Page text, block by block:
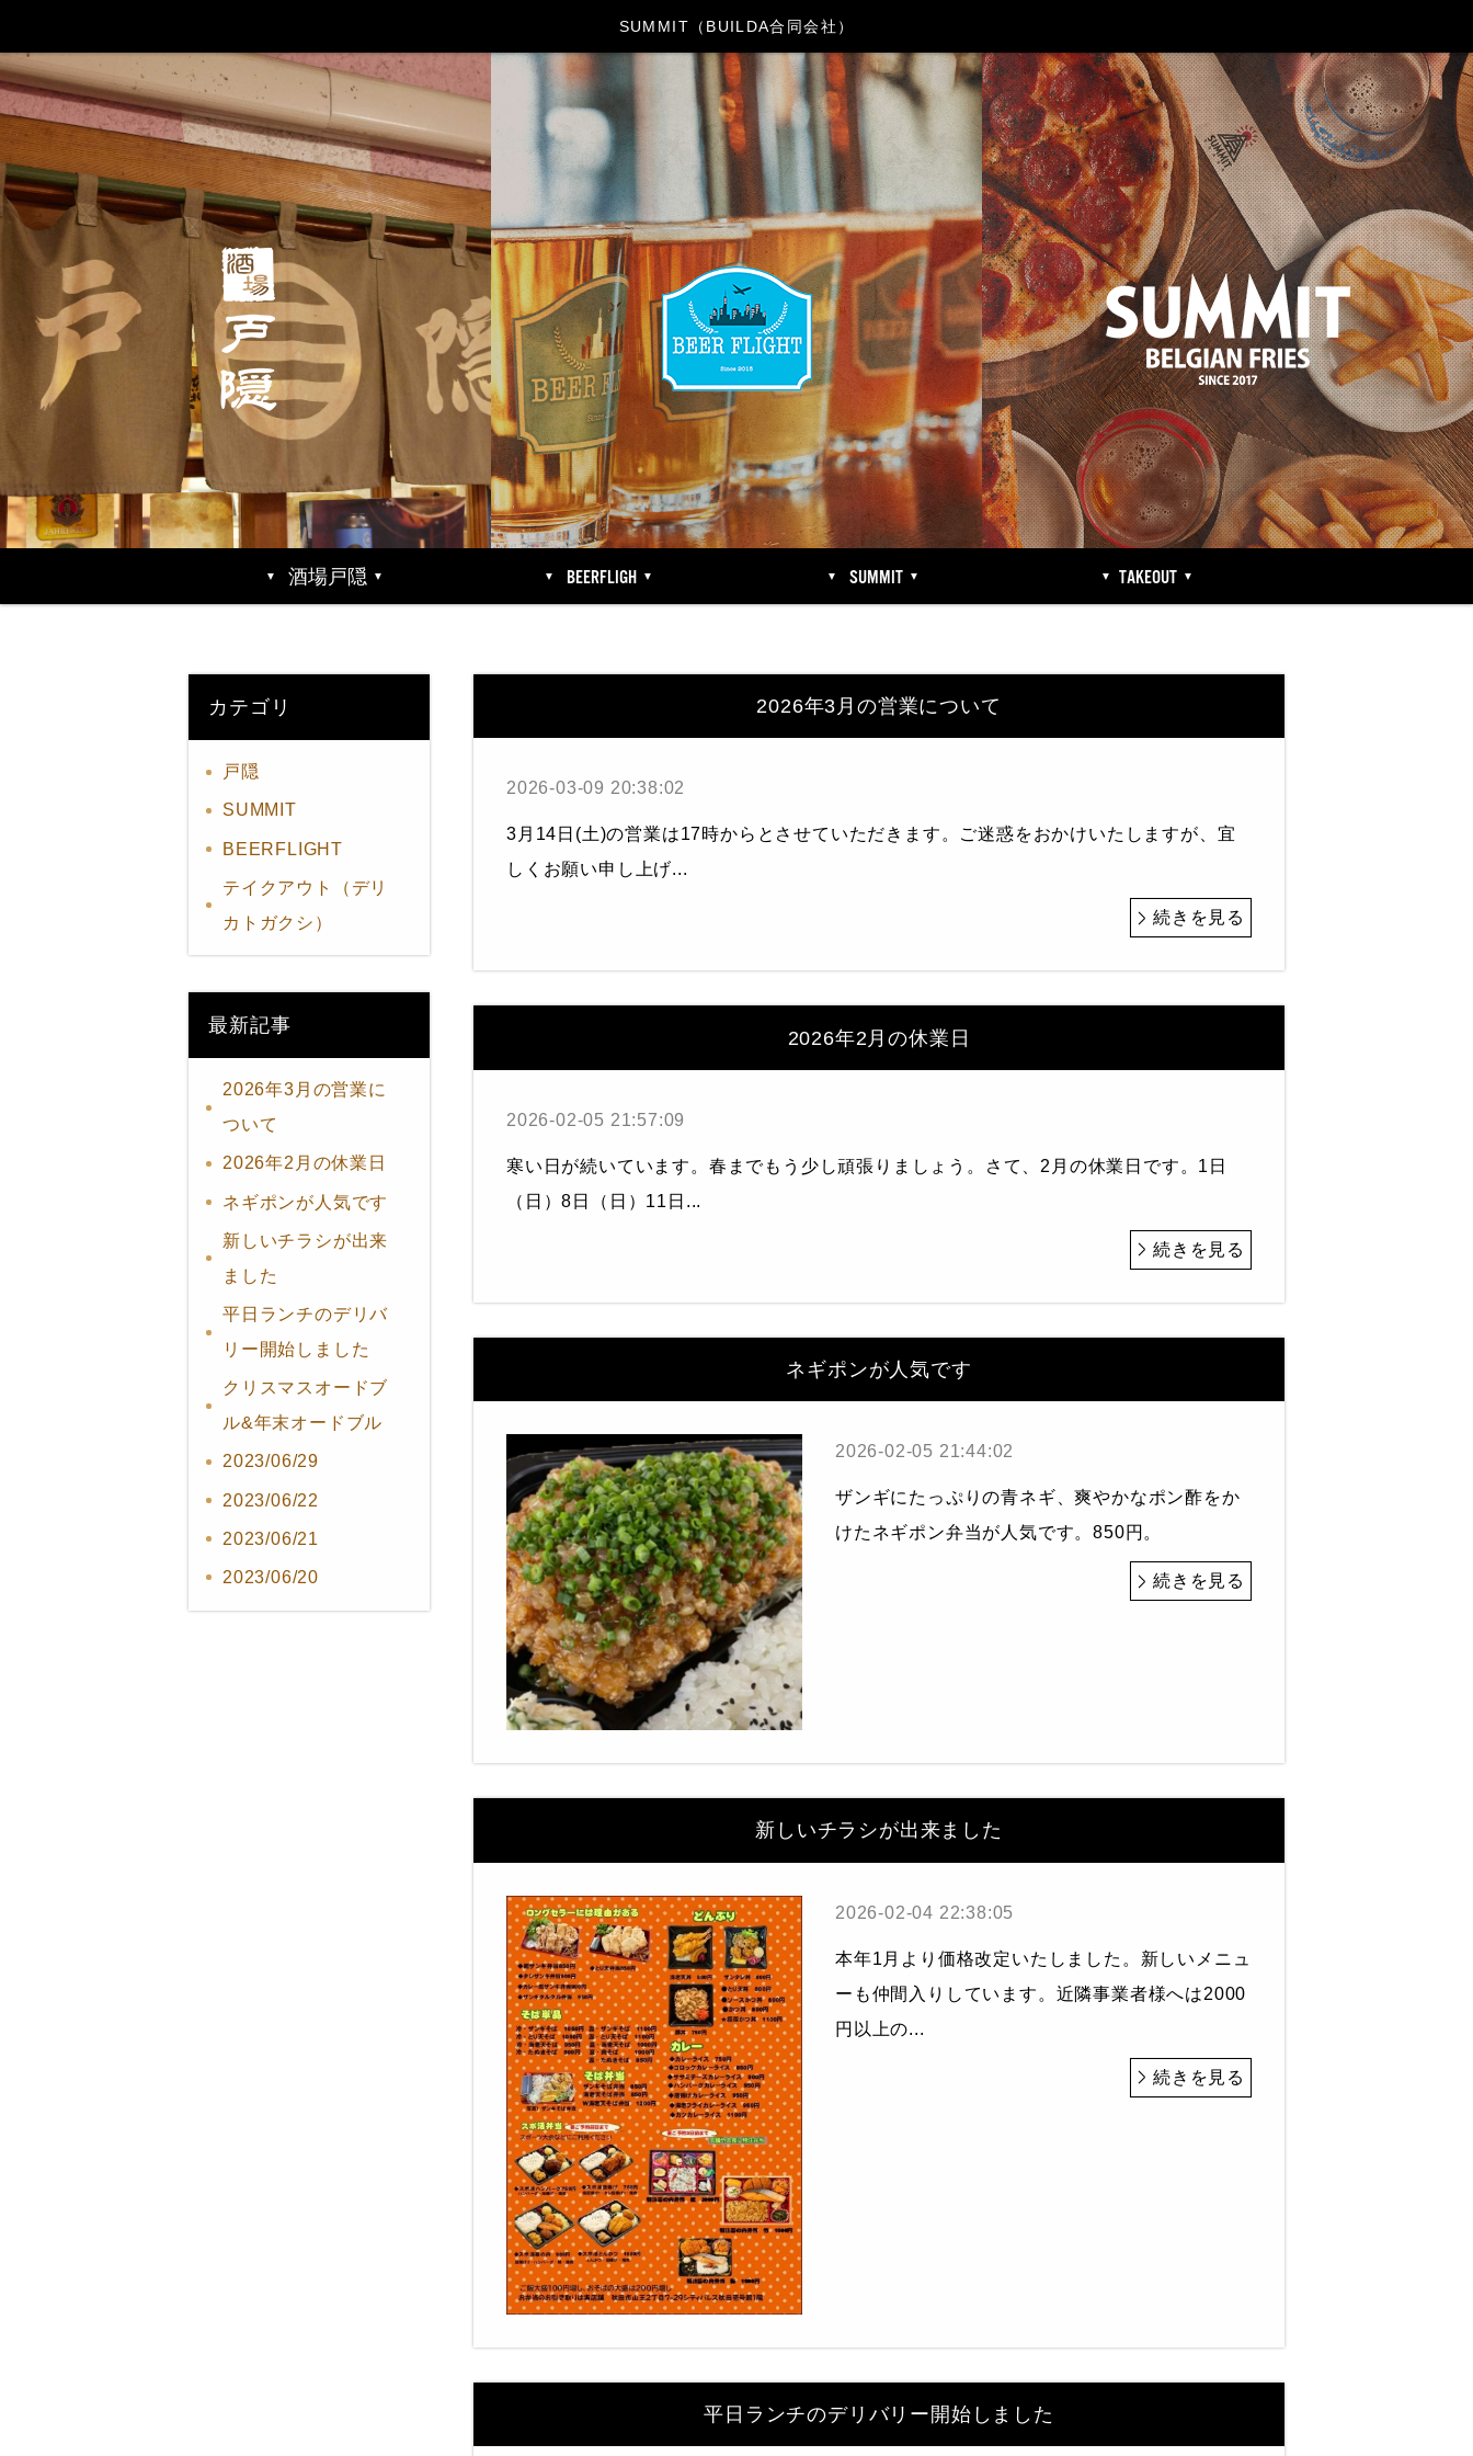
SUMMIT（BUILDA合同会社）
酒場戸隠 BEERFLIGH SUMMIT TAKEOUT
カテゴリ
戸隠
SUMMIT
BEERFLIGHT
テイクアウト（デリ
カトガクシ）
最新記事
2026年3月の営業に
ついて
2026年2月の休業日
ネギポンが人気です
新しいチラシが出来
ました
平日ランチのデリバ
リー開始しました
クリスマスオードブ
ル&年末オードブル
2023/06/29
2023/06/22
2023/06/21
2023/06/20
2026年3月の営業について
2026-03-09 20:38:02
3月14日(土)の営業は17時からとさせていただきます。ご迷惑をおかけいたしますが、宜
しくお願い申し上げ...
続きを見る
2026年2月の休業日
2026-02-05 21:57:09
寒い日が続いています。春までもう少し頑張りましょう。さて、2月の休業日です。1日
（日）8日（日）11日...
続きを見る
ネギポンが人気です
2026-02-05 21:44:02
ザンギにたっぷりの青ネギ、爽やかなポン酢をか
けたネギポン弁当が人気です。850円。
続きを見る
新しいチラシが出来ました
2026-02-04 22:38:05
本年1月より価格改定いたしました。新しいメニュ
ーも仲間入りしています。近隣事業者様へは2000
円以上の...
続きを見る
平日ランチのデリバリー開始しました